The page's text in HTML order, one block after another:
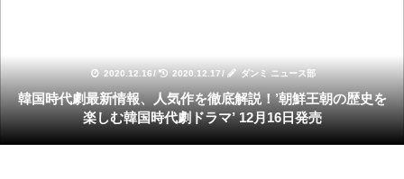
2020.12.16/ 2020.12.17/ ダンミ ニュース部
韓国時代劇最新情報、人気作を徹底解説！’朝鮮王朝の歴史を
楽しむ韓国時代劇ドラマ’ 12月16日発売